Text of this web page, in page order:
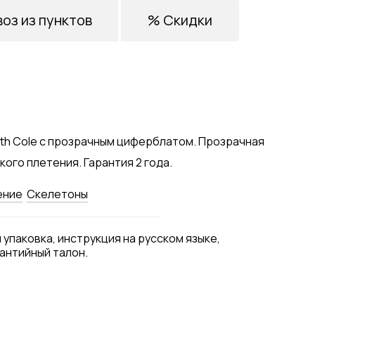
Cole с прозрачным циферблатом. Прозрачная
плетения. Гарантия 2 года.
Скелетоны
инструкция на русском языке,
талон.
из пунктов % Скидки